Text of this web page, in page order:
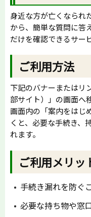
身近な方が亡くなられ
から、簡単な質問に答
だけを確認できるサー
ご利用方法
下記のバナーまたはリ
部サイト）」の画面へ
画面内の「案内をはじ
くと、必要な手続き、
れます。
ご利用メリッ
手続き漏れを防ぐ
必要な持ち物や窓